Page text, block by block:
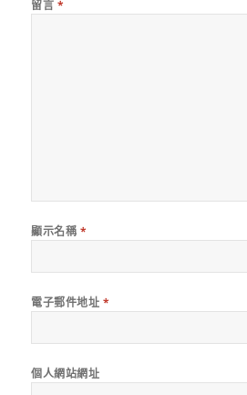
留言 *
顯示名稱 *
電子郵件地址 *
個人網站網址